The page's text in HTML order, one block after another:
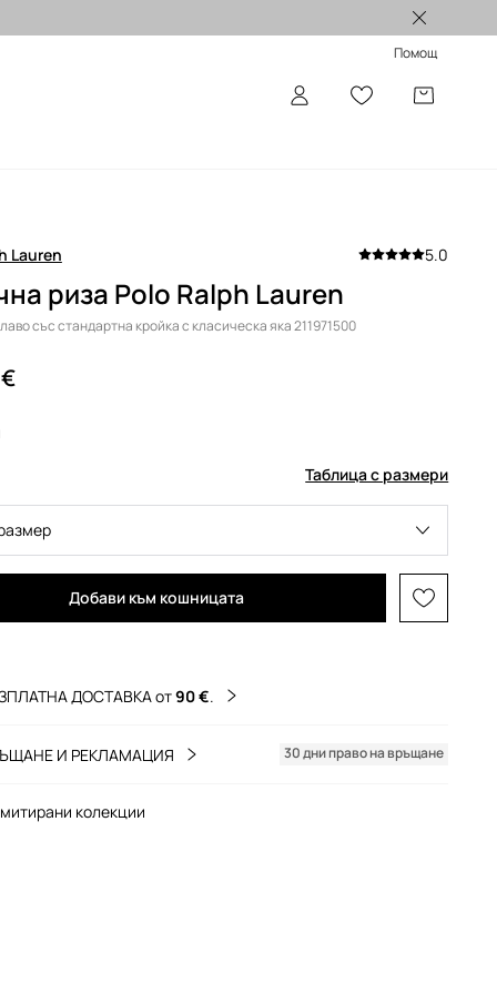
Помощ
Lauren 5.0
риза Polo Ralph Lauren
със стандартна кройка с класическа яка 211971500
Таблица с размери
Добави към кошницата
ДОСТАВКА от90 €.
И РЕКЛАМАЦИЯ 30 дни право на връщане
колекции